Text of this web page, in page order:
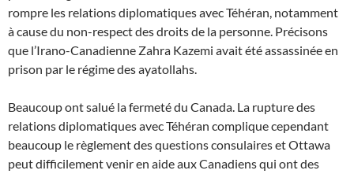
rompre les relations diplomatiques avec Téhéran, notamment
à cause du non-respect des droits de la personne. Précisons
que l’Irano-Canadienne Zahra Kazemi avait été assassinée en
prison par le régime des ayatollahs.
Beaucoup ont salué la fermeté du Canada. La rupture des
relations diplomatiques avec Téhéran complique cependant
beaucoup le règlement des questions consulaires et Ottawa
peut difficilement venir en aide aux Canadiens qui ont des